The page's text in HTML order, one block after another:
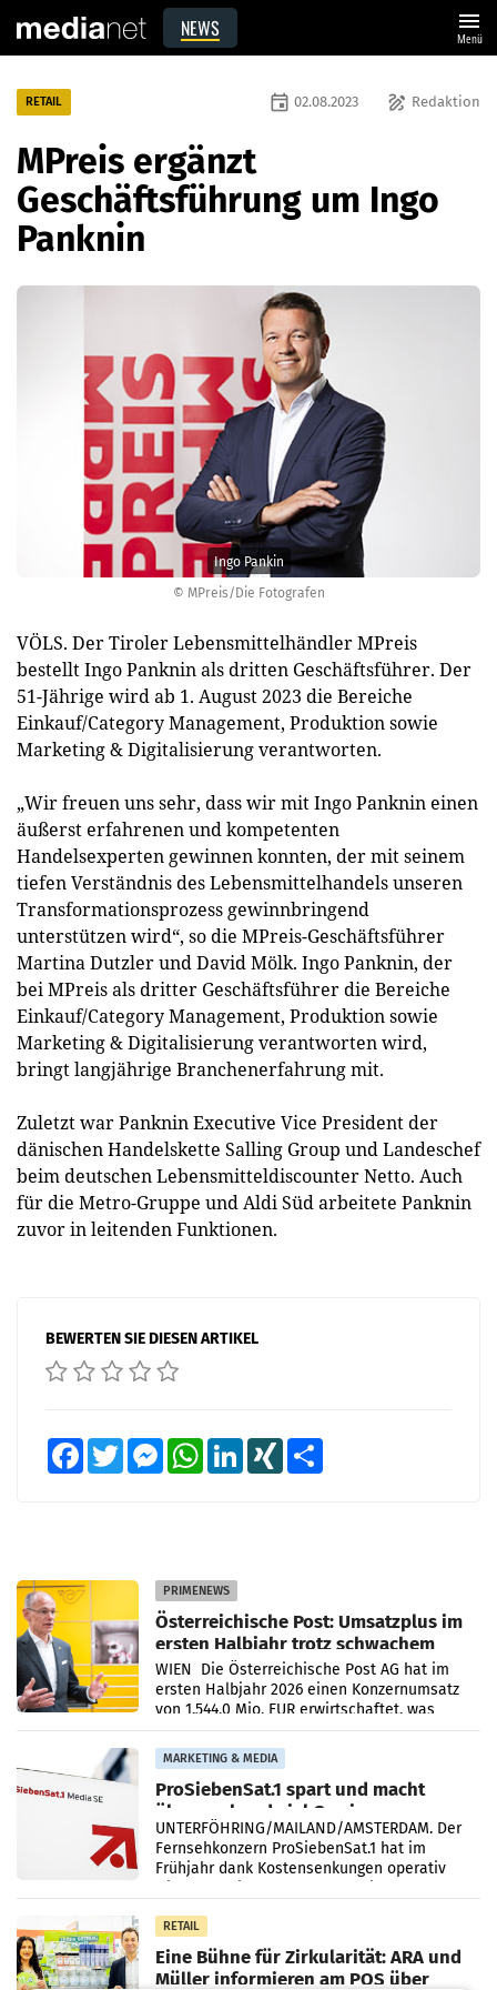
NEWS menu
Menü
© MPreis/Die Fotografen
Ingo Pankin
RETAIL draw Redaktion
event 02.08.2023
MPreis ergänzt
Geschäftsführung um Ingo
Panknin
VÖLS. Der Tiroler Lebensmittelhändler MPreis
bestellt Ingo Panknin als dritten Geschäftsführer. Der
51-Jährige wird ab 1. August 2023 die Bereiche
Einkauf/Category Management, Produktion sowie
Marketing & Digitalisierung verantworten.
„Wir freuen uns sehr, dass wir mit Ingo Panknin einen
äußerst erfahrenen und kompetenten
Handelsexperten gewinnen konnten, der mit seinem
tiefen Verständnis des Lebensmittelhandels unseren
Transformationsprozess gewinnbringend
unterstützen wird“, so die MPreis-Geschäftsführer
Martina Dutzler und David Mölk. Ingo Panknin, der
bei MPreis als dritter Geschäftsführer die Bereiche
Einkauf/Category Management, Produktion sowie
Marketing & Digitalisierung verantworten wird,
bringt langjährige Branchenerfahrung mit.
Zuletzt war Panknin Executive Vice President der
dänischen Handelskette Salling Group und Landeschef
beim deutschen Lebensmitteldiscounter Netto. Auch
für die Metro-Gruppe und Aldi Süd arbeitete Panknin
zuvor in leitenden Funktionen.
BEWERTEN SIE DIESEN ARTIKEL
FacebookTwitter MessengerWhatsAppLinkedInXING
PRIMENEWS
Österreichische Post: Umsatzplus im
ersten Halbjahr trotz schwachem
Briefgeschäft
WIEN Die Österreichische Post AG hat im
ersten Halbjahr 2026 einen Konzernumsatz
von 1.544,0 Mio. EUR erwirtschaftet, was
einem Plus von 3,8 Prozent gegenüber dem
Vergleichszeitraum
MARKETING & MEDIA
ProSiebenSat.1 spart und macht
überraschend viel Gewinn
UNTERFÖHRING/MAILAND/AMSTERDAM. Der
Fernsehkonzern ProSiebenSat.1 hat im
Frühjahr dank Kostensenkungen operativ
RETAIL
Eine Bühne für Zirkularität: ARA und
Müller informieren am POS über